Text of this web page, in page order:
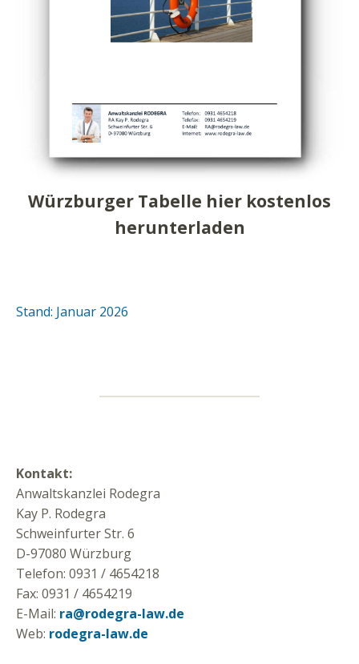
Würzburger Tabelle hier kostenlos
herunterladen
Stand: Januar 2026
Kontakt:
Anwaltskanzlei Rodegra
Kay P. Rodegra
Schweinfurter Str. 6
D-97080 Würzburg
Telefon: 0931 / 4654218
Fax: 0931 / 4654219
E-Mail: ra@rodegra-law.de
Web: rodegra-law.de